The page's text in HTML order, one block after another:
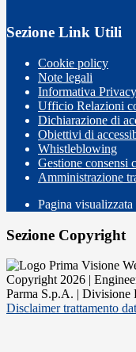
Sezione Link Utili
Cookie policy
Note legali
Informativa Privacy
Ufficio Relazioni
Dichiarazione di
Obiettivi di
Whistleblowing
Gestione consensi
Amministrazione
Pagina visualizzata
Sezione Copyright
Copyright 2026 |
Parma S.p.A. |
Disclaimer trattamento